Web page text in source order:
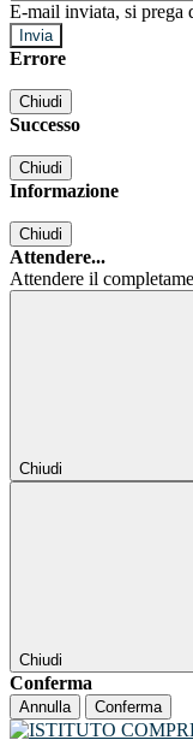
E-mail inviata, si prega
Errore
Chiudi
Successo
Chiudi
Informazione
Chiudi
Attendere...
Attendere il
Chiudi
Chiudi
Conferma
Annulla Conferma